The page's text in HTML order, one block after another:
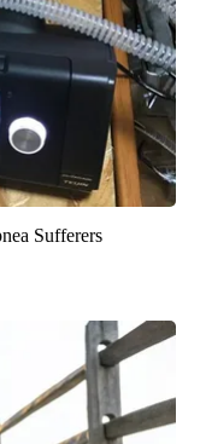
Sufferers